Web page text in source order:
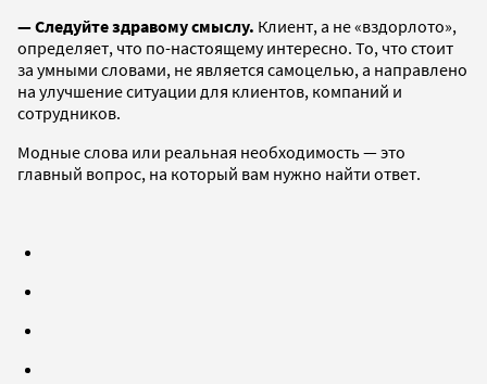
— Следуйте здравому смыслу. Клиент, а не «вздорлото»,
определяет, что по-настоящему интересно. То, что стоит
за умными словами, не является самоцелью, а направлено
на улучшение ситуации для клиентов, компаний и
сотрудников.
Модные слова или реальная необходимость — это
главный вопрос, на который вам нужно найти ответ.